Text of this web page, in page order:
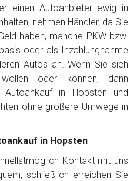
einen Autoanbieter ewig in
nehmen Händler, da Sie
haben, manche PKW bzw.
oder als Inzahlungnahme
Autos an. Wenn Sie sich
oder können, dann
Autoankauf in Hopsten und
ohne größere Umwege in
in Hopsten
Kontakt mit uns
schließlich erreichen Sie